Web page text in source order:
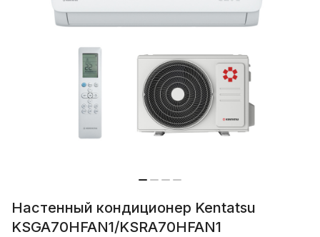
Настенный кондиционер Kentatsu
KSGA70HFAN1/KSRA70HFAN1